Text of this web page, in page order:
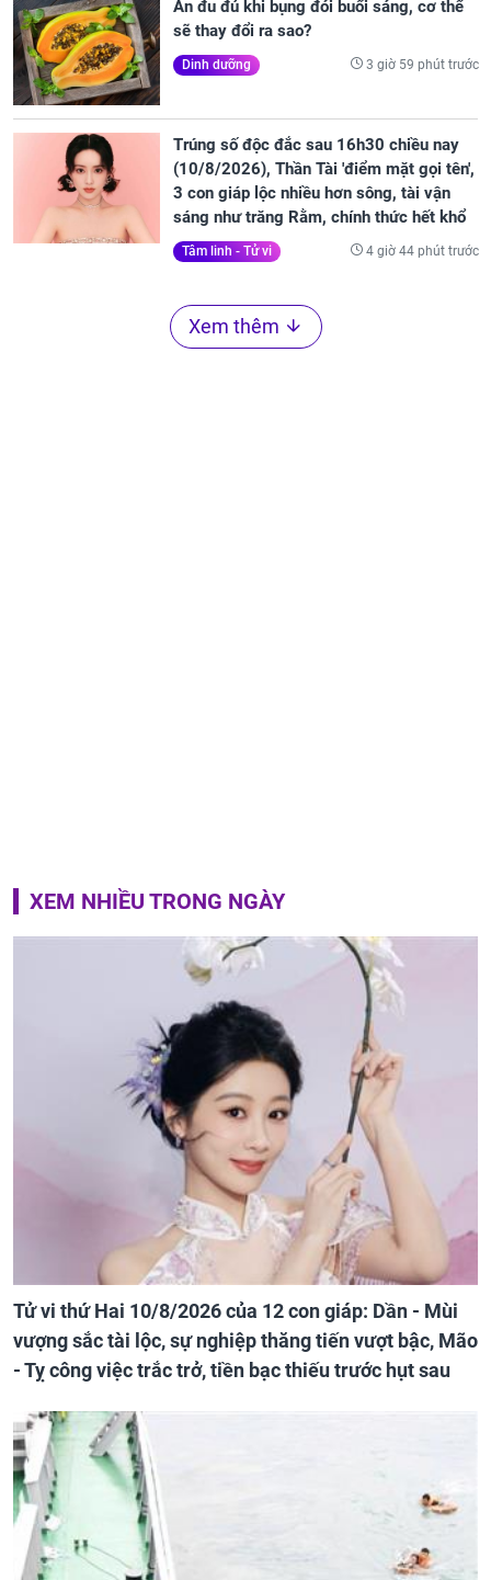
Ăn đu đủ khi bụng đói buổi sáng, cơ thể
sẽ thay đổi ra sao?
Dinh dưỡng 3 giờ 59 phút trước
Trúng số độc đắc sau 16h30 chiều nay
(10/8/2026), Thần Tài 'điểm mặt gọi tên',
3 con giáp lộc nhiều hơn sông, tài vận
sáng như trăng Rằm, chính thức hết khổ
Tâm linh - Tử vi 4 giờ 44 phút trước
Xem thêm
XEM NHIỀU TRONG NGÀY
Tử vi thứ Hai 10/8/2026 của 12 con giáp: Dần - Mùi
vượng sắc tài lộc, sự nghiệp thăng tiến vượt bậc, Mão
- Tỵ công việc trắc trở, tiền bạc thiếu trước hụt sau